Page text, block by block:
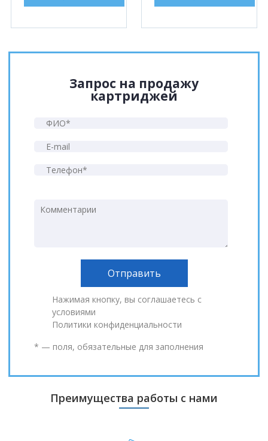
Запрос на продажу
картриджей
Нажимая кнопку, вы соглашаетесь с
условиями
Политики конфиденциальности
* — поля, обязательные для заполнения
Преимущества работы с нами